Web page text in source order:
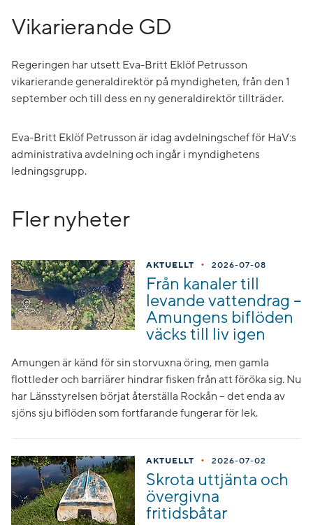
Vikarierande GD
Regeringen har utsett Eva-Britt Eklöf Petrusson
vikarierande generaldirektör på myndigheten, från den 1
september och till dess en ny generaldirektör tillträder.
Eva-Britt Eklöf Petrusson är idag avdelningschef för HaV:s
administrativa avdelning och ingår i myndighetens
ledningsgrupp.
Fler nyheter
AKTUELLT • 2026-07-08
Från kanaler till
levande vattendrag –
Amungens biflöden
väcks till liv igen
Amungen är känd för sin storvuxna öring, men gamla
flottleder och barriärer hindrar fisken från att föröka sig. Nu
har Länsstyrelsen börjat återställa Rockån – det enda av
sjöns sju biflöden som fortfarande fungerar för lek.
AKTUELLT • 2026-07-02
Skrota uttjänta och
övergivna
fritidsbåtar